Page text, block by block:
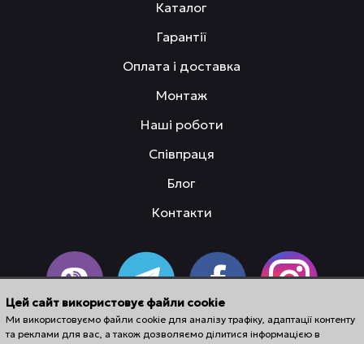
Цей сайт використовує файли cookie
Ми використовуємо файли cookie для аналізу трафіку, адаптації контенту
та реклами для вас, а також дозволяємо ділитися інформацією в
Каталог
Гарантії
Оплата і доставка
Монтаж
Наші роботи
Співпраця
Блог
Контакти